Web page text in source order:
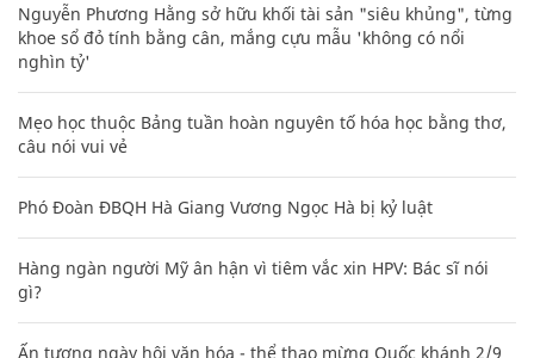
Nguyễn Phương Hằng sở hữu khối tài sản "siêu khủng", từng
khoe sổ đỏ tính bằng cân, mắng cựu mẫu 'không có nổi
nghìn tỷ'
Mẹo học thuộc Bảng tuần hoàn nguyên tố hóa học bằng thơ,
câu nói vui vẻ
Phó Đoàn ĐBQH Hà Giang Vương Ngọc Hà bị kỷ luật
Hàng ngàn người Mỹ ân hận vì tiêm vắc xin HPV: Bác sĩ nói
gì?
Ấn tượng ngày hội văn hóa - thể thao mừng Quốc khánh 2/9